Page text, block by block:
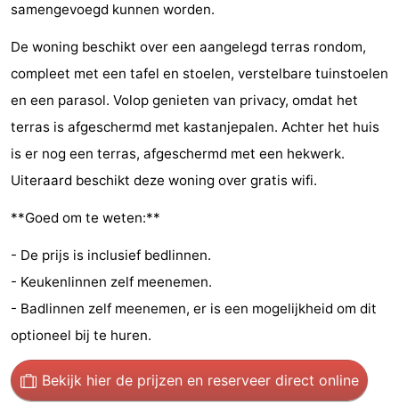
Fietsen
-
Wandelen
-
Paardrijden
-
Golfbanen
-
Delta-
en
paravliegen
Eten
en
drinken
Evenementen
Ringrijden
Actief
Praktisch
Forum
samengevoegd kunnen worden.
De woning beschikt over een aangelegd terras rondom,
compleet met een tafel en stoelen, verstelbare tuinstoelen
en een parasol. Volop genieten van privacy, omdat het
terras is afgeschermd met kastanjepalen. Achter het huis
is er nog een terras, afgeschermd met een hekwerk.
Uiteraard beschikt deze woning over gratis wifi.
**Goed om te weten:**
- De prijs is inclusief bedlinnen.
- Keukenlinnen zelf meenemen.
- Badlinnen zelf meenemen, er is een mogelijkheid om dit
optioneel bij te huren.
Bekijk hier de prijzen en reserveer direct online